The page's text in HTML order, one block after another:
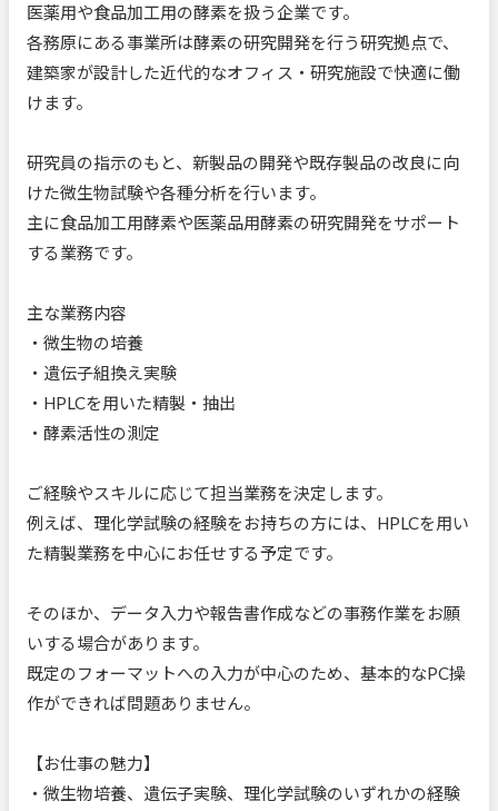
医薬用や食品加工用の酵素を扱う企業です。
各務原にある事業所は酵素の研究開発を行う研究拠点で、
建築家が設計した近代的なオフィス・研究施設で快適に働
けます。
研究員の指示のもと、新製品の開発や既存製品の改良に向
けた微生物試験や各種分析を行います。
主に食品加工用酵素や医薬品用酵素の研究開発をサポート
する業務です。
主な業務内容
・微生物の培養
・遺伝子組換え実験
・HPLCを用いた精製・抽出
・酵素活性の測定
ご経験やスキルに応じて担当業務を決定します。
例えば、理化学試験の経験をお持ちの方には、HPLCを用い
た精製業務を中心にお任せする予定です。
そのほか、データ入力や報告書作成などの事務作業をお願
いする場合があります。
既定のフォーマットへの入力が中心のため、基本的なPC操
作ができれば問題ありません。
【お仕事の魅力】
・微生物培養、遺伝子実験、理化学試験のいずれかの経験